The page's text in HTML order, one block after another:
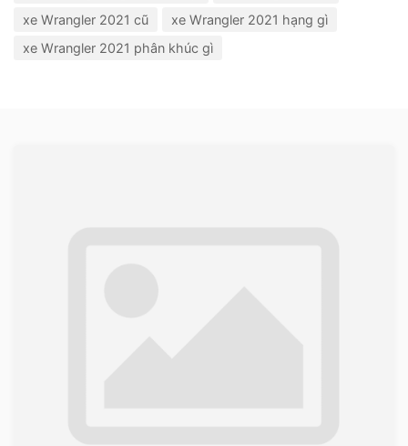
xe Wrangler 2021 cũ
xe Wrangler 2021 hạng gì
xe Wrangler 2021 phân khúc gì